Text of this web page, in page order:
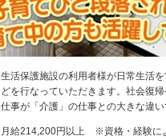
生活保護施設の利用者様が日常生活
どを行なっていただきます。社会復
仕事が「介護」の仕事との大きな違
月給214,200円以上 ※資格・経験に